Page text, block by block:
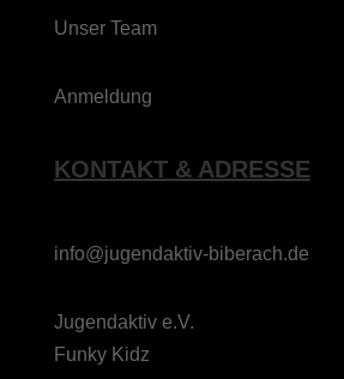
Unser Team
Anmeldung
KONTAKT & ADRESSE
info@jugendaktiv-biberach.de
Jugendaktiv e.V.
Funky Kidz